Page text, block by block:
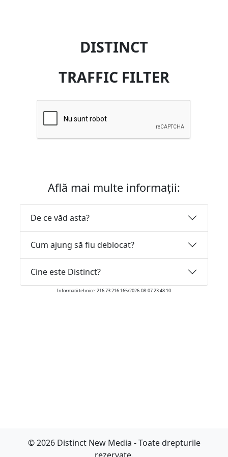
DISTINCT
TRAFFIC FILTER
Află mai multe informații:
De ce văd asta?
Cum ajung să fiu deblocat?
Cine este Distinct?
Informatii tehnice: 216.73.216.165/2026-08-07 23:48:10
© 2026 Distinct New Media - Toate drepturile